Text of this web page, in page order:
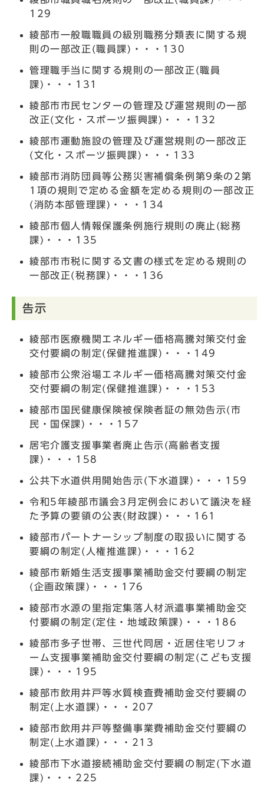
129
綾部市一般職職員の級別職務分類表に関する規
則の一部改正(職員課)・・・130
管理職手当に関する規則の一部改正(職員
課)・・・131
綾部市市民センターの管理及び運営規則の一部
改正(文化・スポーツ振興課)・・・132
綾部市運動施設の管理及び運営規則の一部改正
(文化・スポーツ振興課)・・・133
綾部市消防団員等公務災害補償条例第9条の2第
1項の規則で定める金額を定める規則の一部改正
(消防本部管理課)・・・134
綾部市個人情報保護条例施行規則の廃止(総務
課)・・・135
綾部市市税に関する文書の様式を定める規則の
一部改正(税務課)・・・136
告示
綾部市医療機関エネルギー価格高騰対策交付金
交付要綱の制定(保健推進課)・・・149
綾部市公衆浴場エネルギー価格高騰対策交付金
交付要綱の制定(保健推進課)・・・153
綾部市国民健康保険被保険者証の無効告示(市
民・国保課)・・・157
居宅介護支援事業者廃止告示(高齢者支援
課)・・・158
公共下水道供用開始告示(下水道課)・・・159
令和5年綾部市議会3月定例会において議決を経
た予算の要領の公表(財政課)・・・161
綾部市パートナーシップ制度の取扱いに関する
要綱の制定(人権推進課)・・・162
綾部市新婚生活支援事業補助金交付要綱の制定
(企画政策課)・・・176
綾部市水源の里指定集落人材派遣事業補助金交
付要綱の制定(定住・地域政策課)・・・186
綾部市多子世帯、三世代同居・近居住宅リフォ
ーム支援事業補助金交付要綱の制定(こども支援
課)・・・195
綾部市飲用井戸等水質検査費補助金交付要綱の
制定(上水道課)・・・207
綾部市飲用井戸等整備事業費補助金交付要綱の
制定(上水道課)・・・213
綾部市下水道接続補助金交付要綱の制定(下水道
課)・・・225